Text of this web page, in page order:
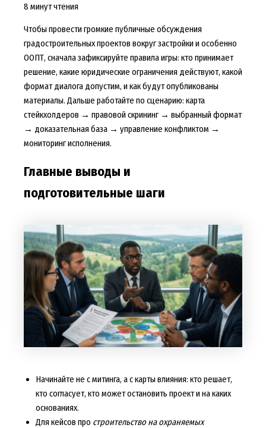
8 минут чтения
Чтобы провести громкие публичные обсуждения
градостроительных проектов вокруг застройки и особенно
ООПТ, сначала зафиксируйте правила игры: кто принимает
решение, какие юридические ограничения действуют, какой
формат диалога допустим, и как будут опубликованы
материалы. Дальше работайте по сценарию: карта
стейкхолдеров → правовой скрининг → выбранный формат
→ доказательная база → управление конфликтом →
мониторинг исполнения.
Главные выводы и
подготовительные шаги
Начинайте не с митинга, а с карты влияния: кто решает,
кто согласует, кто может остановить проект и на каких
основаниях.
Для кейсов про строительство на охраняемых